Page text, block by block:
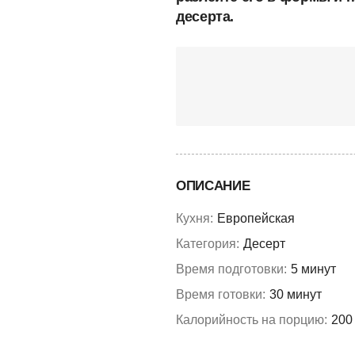
десерта.
ОПИСАНИЕ
Кухня: Европейская
Категория: Десерт
Время подготовки: 5 минут
Время готовки: 30 минут
Калорийность на порцию: 200